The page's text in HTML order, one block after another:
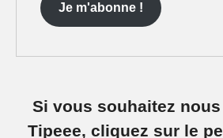
Je m'abonne !
Si vous souhaitez
Tipeee, cliquez sur le